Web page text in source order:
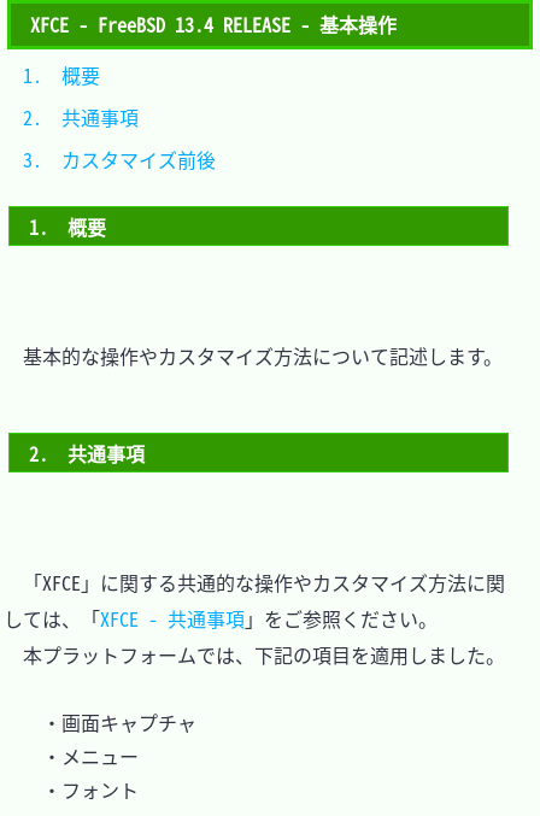
XFCE - FreeBSD 13.4 RELEASE - 基本操作
1.　概要
基本的な操作やカスタマイズ方法について記述します。
2.　共通事項
「XFCE」に関する共通的な操作やカスタマイズ方法に関
しては、「XFCE - 共通事項」をご参照ください。
本プラットフォームでは、下記の項目を適用しました。